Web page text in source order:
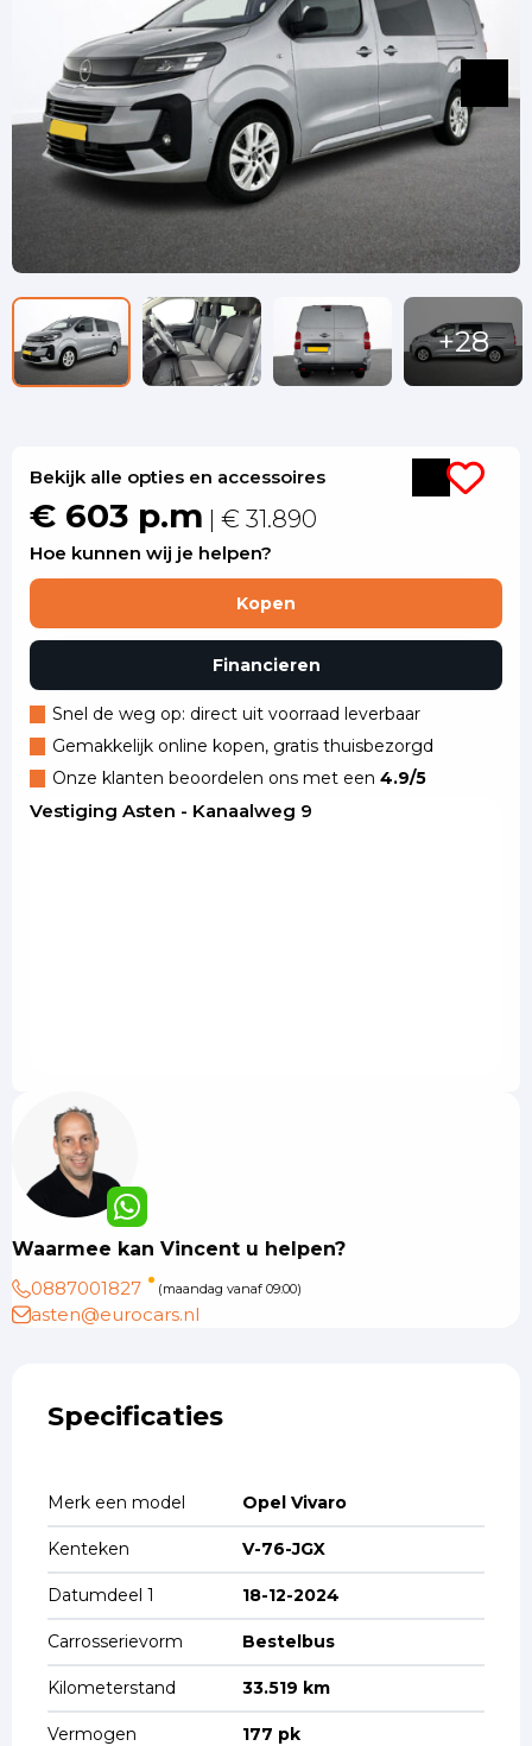
Bekijk alle opties en accessoires
€ 603 p.m | € 31.890
Hoe kunnen wij je helpen?
Kopen
Financieren
Snel de weg op: direct uit voorraad leverbaar
Gemakkelijk online kopen, gratis thuisbezorgd
Onze klanten beoordelen ons met een 4.9/5
Vestiging Asten - Kanaalweg 9
Waarmee kan Vincent u helpen?
0887001827
(maandag vanaf 09:00)
asten@eurocars.nl
Specificaties
Merk een model Opel Vivaro
Kenteken V-76-JGX
Datumdeel 1 18-12-2024
Carrosserievorm Bestelbus
Kilometerstand 33.519 km
Vermogen 177 pk